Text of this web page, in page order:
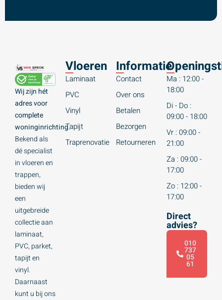
Wij zijn hét
adres voor
complete
woninginrichting.
Bekend als
dé specialist
in vloeren en
trappen,
bieden wij
een
uitgebreide
collectie aan
laminaat,
PVC, parket,
tapijt en
vinyl.
Daarnaast
kunt u bij ons
Vloeren
Laminaat
PVC
Vinyl
Tapijt
Traprenovatie
Informatie
Contact
Over ons
Betalen
Bezorgen
Retourneren
Ma : 12:00 -
18:00
Di - Do :
09:00 - 18:00
Vr : 09:00 -
21:00
Za : 09:00 -
17:00
Zo : 12:00 -
17:00
Direct
advies?
010
737
05
61